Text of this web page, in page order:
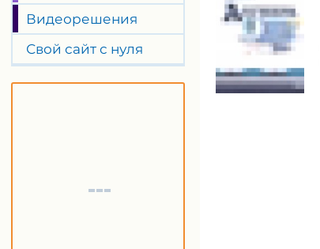
Видеорешения
Свой сайт с нуля